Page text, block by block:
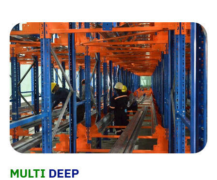
MULTI DEEP